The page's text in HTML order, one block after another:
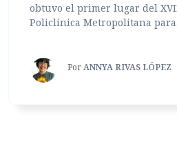
obtuvo el primer lugar del
Policlínica Metropolitana
PorANNYA RIVAS LÓPEZ